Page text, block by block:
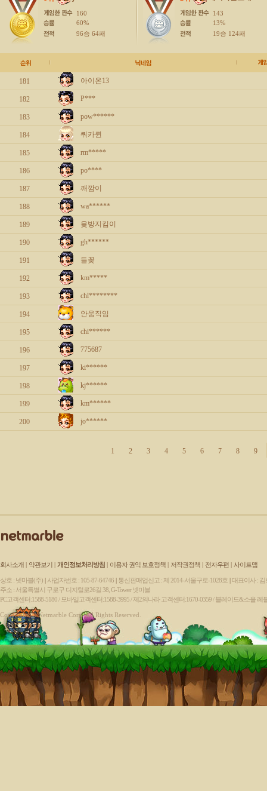
160
60%
96승 64패
143
13%
19승 124패
181 아이온13
182 P***
183 pow******
184 쿼카퀸
185 rm*****
186 po****
187 깨깜이
188 wa******
189 윷방지킴이
190 gh******
191 들꽂
192 km*****
193 chl********
194 안움직임
195 chi******
196 775687
197 ki******
198 kj******
199 km******
200 jo******
1 2 3 4 5 6 7 8 9
회사소개 | 약관보기 | 개인정보처리방침 | 이용자 권익 보호정책 | 저작권정책 | 전자우편 | 사이트맵
상호 : 넷마블(주) | 사업자번호 : 105-87-64746 | 통신판매업신고 : 제 2014-서울구로-1028호 |대표이사 : 김
주소 : 서울특별시 구로구 디지털로26길 38, G-Tower 넷마블
PC고객센터:1588-5180 / 모바일고객센터:1588-3995 / 제2의나라 고객센터:1670-0359 / 블레이드&소울
Copyright ⓒ Netmarble Corp. All Rights Reserved.